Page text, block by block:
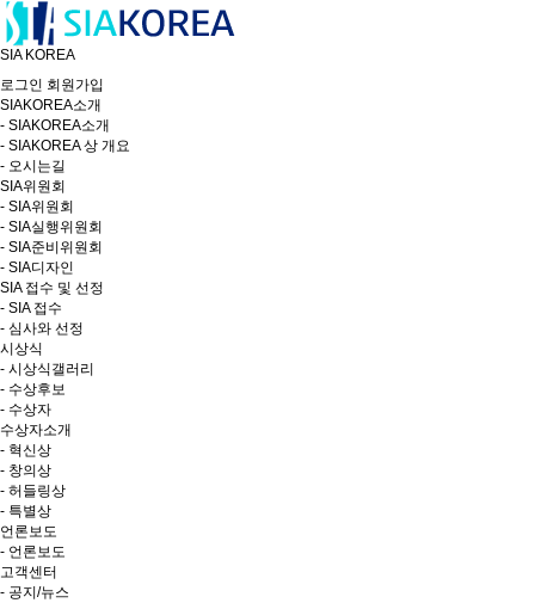
SIA KOREA
로그인 회원가입
SIAKOREA소개
- SIAKOREA소개
- SIAKOREA 상 개요
- 오시는길
SIA위원회
- SIA위원회
- SIA실행위원회
- SIA준비위원회
- SIA디자인
SIA 접수 및 선정
- SIA 접수
- 심사와 선정
시상식
- 시상식갤러리
- 수상후보
- 수상자
수상자소개
- 혁신상
- 창의상
- 허들링상
- 특별상
언론보도
- 언론보도
고객센터
- 공지/뉴스